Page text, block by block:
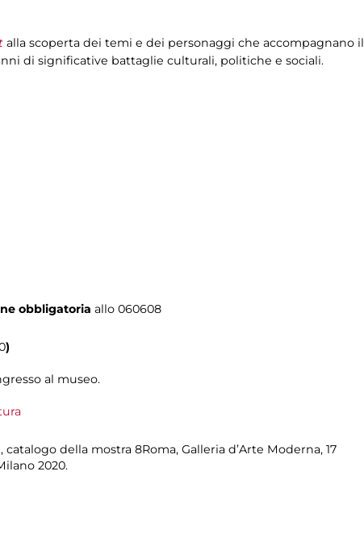
alla scoperta dei temi e dei personaggi che accompagnano il
di significative battaglie culturali, politiche e sociali.
obbligatoria allo 060608
)
al museo.
catalogo della mostra 8Roma, Galleria d’Arte Moderna, 17
2020.